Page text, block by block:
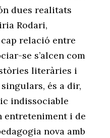
dues realitats
Rodari,
relació entre
se s’alcen com
literàries i
és a dir,
indissociable
entreteniment i de
nova amb